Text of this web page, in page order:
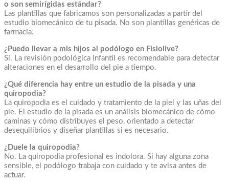
o son semirígidas estándar?
Las plantillas que fabricamos son personalizadas a partir del
estudio biomecánico de tu pisada. No son plantillas genéricas de
farmacia.
¿Puedo llevar a mis hijos al podólogo en Fisiolive?
Sí. La revisión podológica infantil es recomendable para detectar
alteraciones en el desarrollo del pie a tiempo.
¿Qué diferencia hay entre un estudio de la pisada y una
quiropodia?
La quiropodia es el cuidado y tratamiento de la piel y las uñas del
pie. El estudio de la pisada es un análisis biomecánico de cómo
caminas y cómo distribuyes el peso, orientado a detectar
desequilibrios y diseñar plantillas si es necesario.
¿Duele la quiropodia?
No. La quiropodia profesional es indolora. Si hay alguna zona
sensible, el podólogo trabaja con cuidado y te avisa antes de
actuar.